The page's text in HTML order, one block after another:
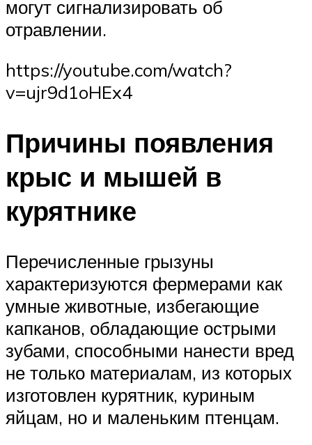
могут сигнализировать об
отравлении.
https://youtube.com/watch?
v=ujr9d1oHEx4
Причины появления
крыс и мышей в
курятнике
Перечисленные грызуны
характеризуются фермерами как
умные животные, избегающие
капканов, обладающие острыми
зубами, способными нанести вред
не только материалам, из которых
изготовлен курятник, куриным
яйцам, но и маленьким птенцам.